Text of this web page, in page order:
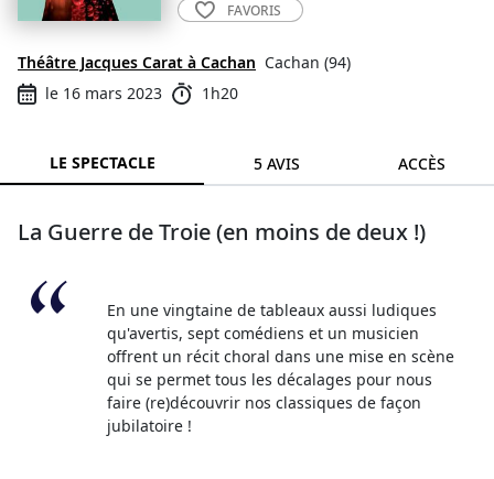
Théâtre Jacques Carat à Cachan Cachan (94)
le 16 mars 2023
1h20
FAVORIS
LE SPECTACLE 5 AVIS ACCÈS
La Guerre de Troie (en moins de deux !)
En une vingtaine de tableaux aussi ludiques
qu'avertis, sept comédiens et un musicien
offrent un récit choral dans une mise en scène
qui se permet tous les décalages pour nous
faire (re)découvrir nos classiques de façon
jubilatoire !